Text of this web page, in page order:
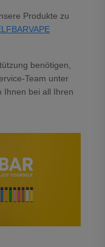
Produkte zu
benötigen,
Team unter
Ihnen bei all Ihren